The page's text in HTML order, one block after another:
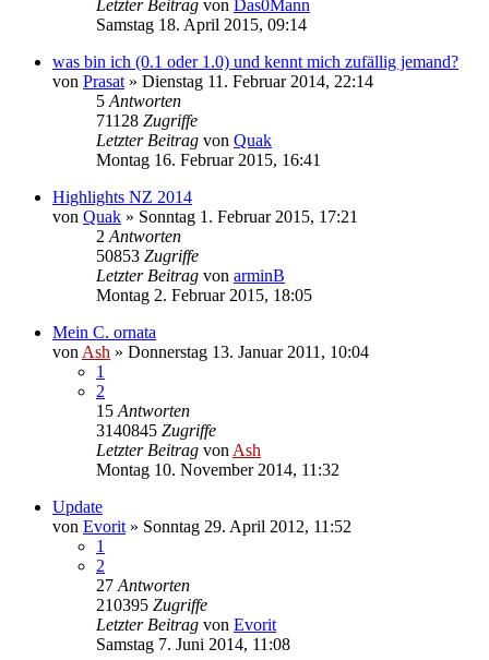
Letzter Beitrag von Das0Mann
Samstag 18. April 2015, 09:14
was bin ich (0.1 oder 1.0) und kennt mich zufällig jemand?
von Prasat » Dienstag 11. Februar 2014, 22:14
5 Antworten
71128 Zugriffe
Letzter Beitrag von Quak
Montag 16. Februar 2015, 16:41
Highlights NZ 2014
von Quak » Sonntag 1. Februar 2015, 17:21
2 Antworten
50853 Zugriffe
Letzter Beitrag von arminB
Montag 2. Februar 2015, 18:05
Mein C. ornata
von Ash » Donnerstag 13. Januar 2011, 10:04
1
2
15 Antworten
3140845 Zugriffe
Letzter Beitrag von Ash
Montag 10. November 2014, 11:32
Update
von Evorit » Sonntag 29. April 2012, 11:52
1
2
27 Antworten
210395 Zugriffe
Letzter Beitrag von Evorit
Samstag 7. Juni 2014, 11:08